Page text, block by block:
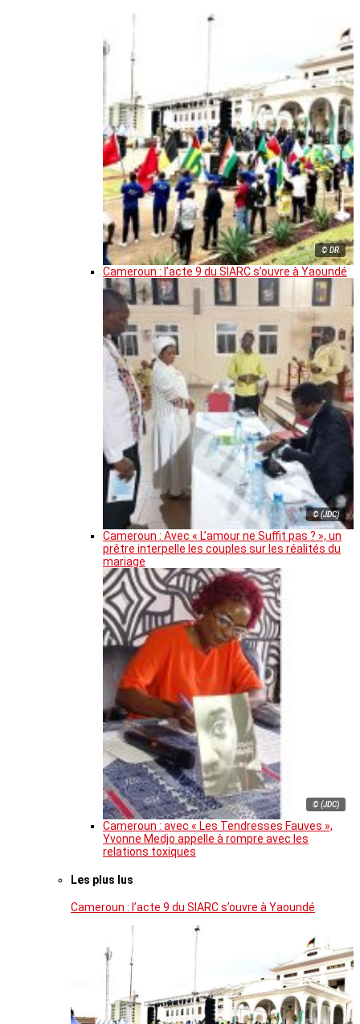
© DR
Cameroun : l’acte 9 du SIARC s’ouvre à Yaoundé
© (JDC)
Cameroun : Avec « L’amour ne Suffit pas ? », un
prêtre interpelle les couples sur les réalités du
mariage
© (JDC)
Cameroun : avec « Les Tendresses Fauves »,
Yvonne Medjo appelle à rompre avec les
relations toxiques
Les plus lus
Cameroun : l’acte 9 du SIARC s’ouvre à Yaoundé